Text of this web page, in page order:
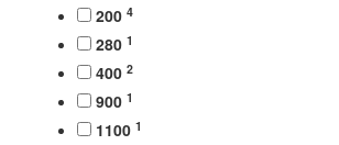
200 4
280 1
400 2
900 1
1100 1